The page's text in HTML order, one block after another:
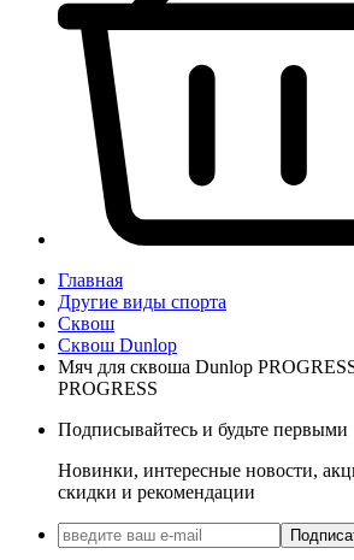
Главная
Другие виды спорта
Сквош
Сквош Dunlop
Мяч для сквоша Dunlop
PROGRESS
Подписывайтесь и будьте первыми
Новинки, интересные новости,
скидки и рекомендации